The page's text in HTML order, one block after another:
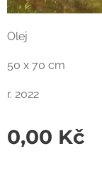
Olej
50 x 70 cm
r. 2022
0,00 Kč